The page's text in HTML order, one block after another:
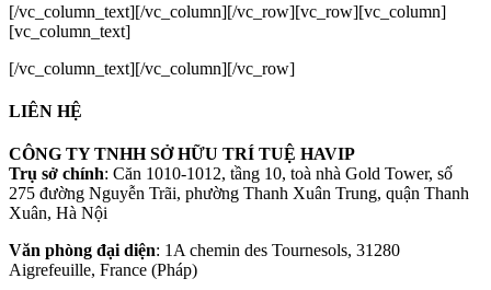
[/vc_column_text][/vc_column][/vc_row][vc_row][vc_column]
[vc_column_text]
[/vc_column_text][/vc_column][/vc_row]
LIÊN HỆ
CÔNG TY TNHH SỞ HỮU TRÍ TUỆ HAVIP
Trụ sở chính: Căn 1010-1012, tầng 10, toà nhà Gold Tower, số
275 đường Nguyễn Trãi, phường Thanh Xuân Trung, quận Thanh
Xuân, Hà Nội
Văn phòng đại diện: 1A chemin des Tournesols, 31280
Aigrefeuille, France (Pháp)